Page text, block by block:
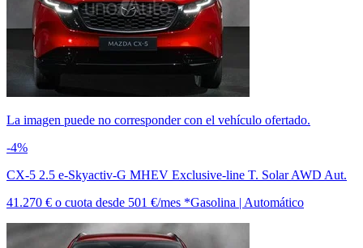
La imagen puede no corresponder con el vehículo ofertado.
-4%
CX-5 2.5 e-Skyactiv-G MHEV Exclusive-line T. Solar AWD Aut.
41.270 € o cuota desde 501 €/mes *Gasolina | Automático